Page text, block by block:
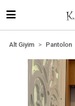
Alt Giyim Pantolon